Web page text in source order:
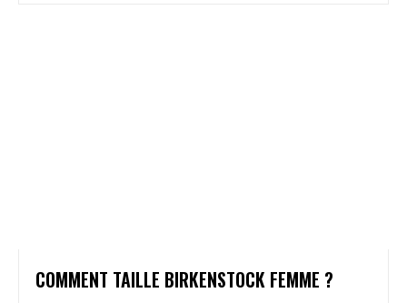
COMMENT TAILLE BIRKENSTOCK FEMME ?